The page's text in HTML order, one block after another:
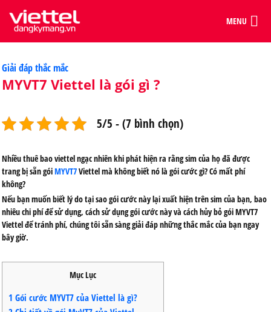
MENU
Categories
Giải đáp thắc mắc
MYVT7 Viettel là gói gì ?
5/5 - (7 bình chọn)
Nhiều thuê bao viettel ngạc nhiên khi phát hiện ra rằng sim của họ đã được
trang bị sẵn góiMYVT7Viettel mà không biết nó là gói cước gì? Có mất phí
không?
Nếu bạn muốn biết lý do tại sao gói cước này lại xuất hiện trên sim của bạn, bao
nhiêu chi phí để sử dụng, cách sử dụng gói cước này và cách hủy bỏ gói MYVT7
Viettel để tránh phí, chúng tôi sẵn sàng giải đáp những thắc mắc của bạn ngay
bây giờ.
Mục Lục
1 Gói cước MYVT7 của Viettel là gì?